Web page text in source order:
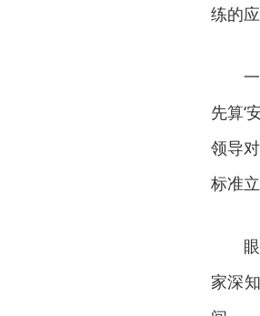
练的
先算‘
领导
标准
家深